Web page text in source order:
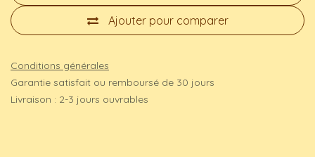
Ajouter pour comparer
Conditions générales
Garantie satisfait ou remboursé de 30 jours
Livraison : 2-3 jours ouvrables